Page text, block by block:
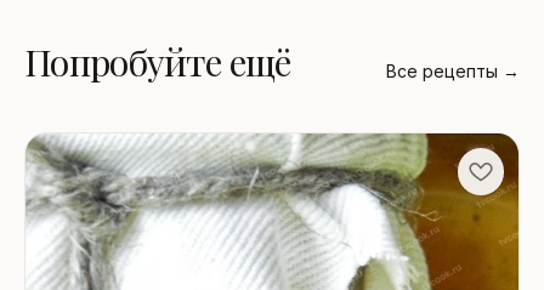
Попробуйте ещё Все рецепты →